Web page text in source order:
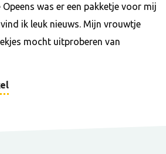
was er een pakketje voor mij
ik leuk nieuws. Mijn vrouwtje
mocht uitproberen van